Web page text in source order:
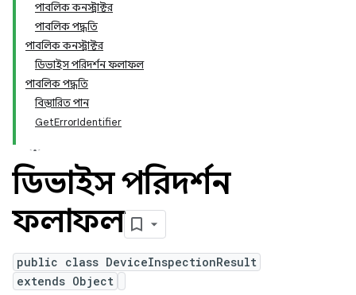
পাবলিক কনস্ট্রাক্টর
পাবলিক পদ্ধতি
পাবলিক কনস্ট্রাক্টর
ডিভাইস পরিদর্শন ফলাফল
পাবলিক পদ্ধতি
বিস্তারিত পান
GetErrorIdentifier
ডিভাইস পরিদর্শন
ফলাফল
public class DeviceInspectionResult
extends Object